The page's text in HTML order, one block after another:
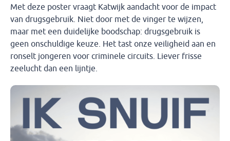
Met deze poster vraagt Katwijk aandacht voor de impact
van drugsgebruik. Niet door met de vinger te wijzen,
maar met een duidelijke boodschap: drugsgebruik is
geen onschuldige keuze. Het tast onze veiligheid aan en
ronselt jongeren voor criminele circuits. Liever frisse
zeelucht dan een lijntje.